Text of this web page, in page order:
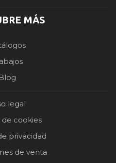
MÁS
Blog
legal
de cookies
privacidad
de venta